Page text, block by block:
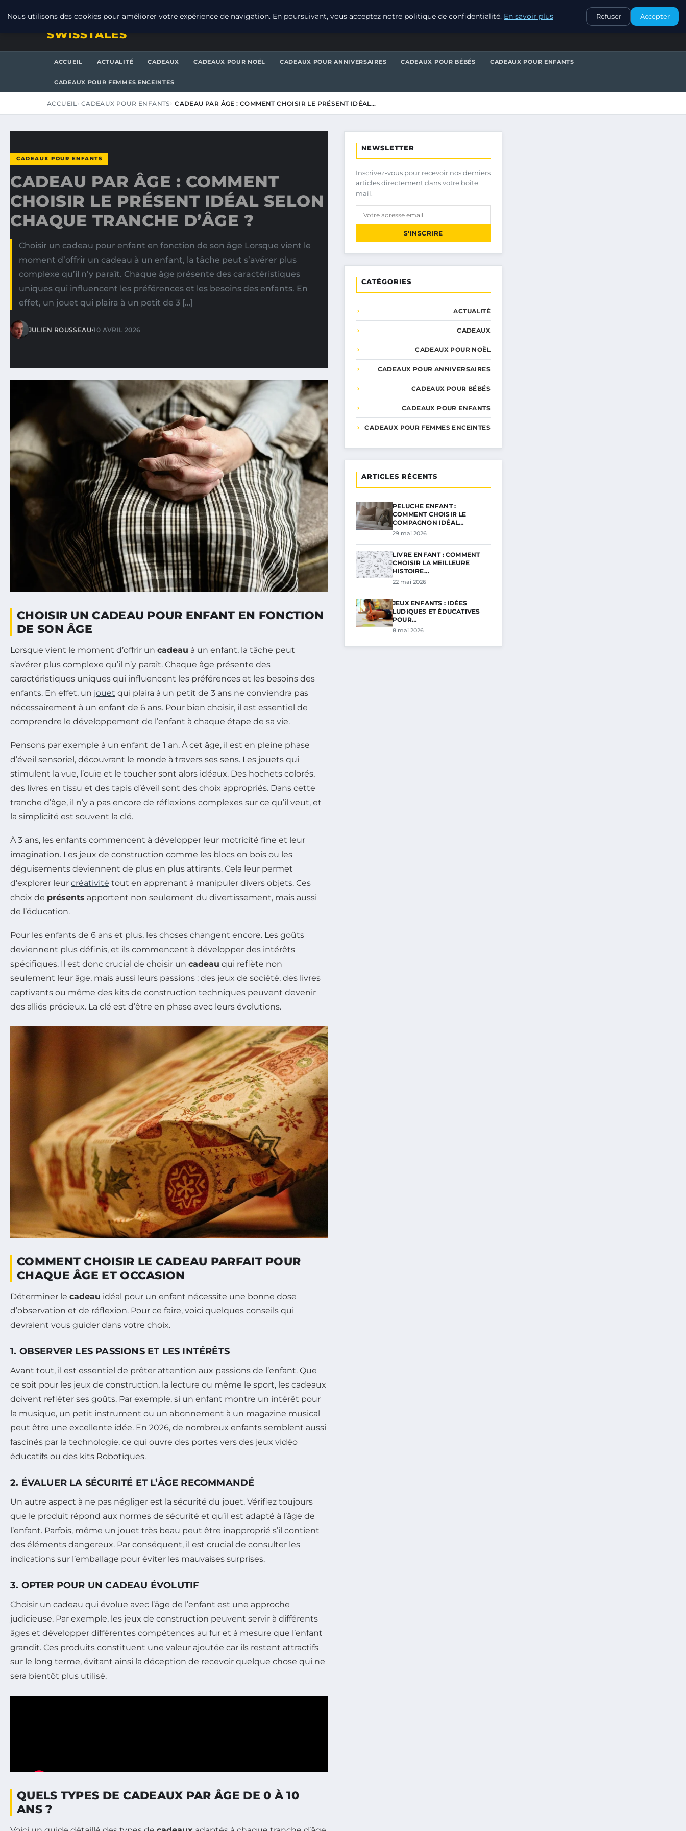
CONTACT
SWISSTALES
ACCUEIL ACTUALITÉ CADEAUX CADEAUX POUR NOËL CADEAUX POUR ANNIVERSAIRES CADEAUX POUR BÉBÉS CADEAUX POUR ENFANTS
CADEAUX POUR FEMMES ENCEINTES
ACCUEIL CADEAUX POUR ENFANTS CADEAU PAR ÂGE : COMMENT CHOISIR LE PRÉSENT IDÉAL…
CADEAUX POUR ENFANTS
CADEAU PAR ÂGE : COMMENT
CHOISIR LE PRÉSENT IDÉAL SELON
CHAQUE TRANCHE D’ÂGE ?
Choisir un cadeau pour enfant en fonction de son âge Lorsque vient le
moment d’offrir un cadeau à un enfant, la tâche peut s’avérer plus
complexe qu’il n’y paraît. Chaque âge présente des caractéristiques
uniques qui influencent les préférences et les besoins des enfants. En
effet, un jouet qui plaira à un petit de 3 […]
JULIEN ROUSSEAU•10 AVRIL 2026
CHOISIR UN CADEAU POUR ENFANT EN FONCTION
DE SON ÂGE
Lorsque vient le moment d’offrir un cadeau à un enfant, la tâche peut
s’avérer plus complexe qu’il n’y paraît. Chaque âge présente des
caractéristiques uniques qui influencent les préférences et les besoins des
enfants. En effet, un jouet qui plaira à un petit de 3 ans ne conviendra pas
nécessairement à un enfant de 6 ans. Pour bien choisir, il est essentiel de
comprendre le développement de l’enfant à chaque étape de sa vie.
Pensons par exemple à un enfant de 1 an. À cet âge, il est en pleine phase
d’éveil sensoriel, découvrant le monde à travers ses sens. Les jouets qui
stimulent la vue, l’ouïe et le toucher sont alors idéaux. Des hochets colorés,
des livres en tissu et des tapis d’éveil sont des choix appropriés. Dans cette
tranche d’âge, il n’y a pas encore de réflexions complexes sur ce qu’il veut, et
la simplicité est souvent la clé.
À 3 ans, les enfants commencent à développer leur motricité fine et leur
imagination. Les jeux de construction comme les blocs en bois ou les
déguisements deviennent de plus en plus attirants. Cela leur permet
d’explorer leur créativité tout en apprenant à manipuler divers objets. Ces
choix de présents apportent non seulement du divertissement, mais aussi
de l’éducation.
Pour les enfants de 6 ans et plus, les choses changent encore. Les goûts
deviennent plus définis, et ils commencent à développer des intérêts
spécifiques. Il est donc crucial de choisir un cadeau qui reflète non
seulement leur âge, mais aussi leurs passions : des jeux de société, des livres
captivants ou même des kits de construction techniques peuvent devenir
des alliés précieux. La clé est d’être en phase avec leurs évolutions.
COMMENT CHOISIR LE CADEAU PARFAIT POUR
CHAQUE ÂGE ET OCCASION
Déterminer le cadeau idéal pour un enfant nécessite une bonne dose
d’observation et de réflexion. Pour ce faire, voici quelques conseils qui
devraient vous guider dans votre choix.
1. OBSERVER LES PASSIONS ET LES INTÉRÊTS
Avant tout, il est essentiel de prêter attention aux passions de l’enfant. Que
ce soit pour les jeux de construction, la lecture ou même le sport, les cadeaux
doivent refléter ses goûts. Par exemple, si un enfant montre un intérêt pour
la musique, un petit instrument ou un abonnement à un magazine musical
peut être une excellente idée. En 2026, de nombreux enfants semblent aussi
fascinés par la technologie, ce qui ouvre des portes vers des jeux vidéo
éducatifs ou des kits Robotiques.
2. ÉVALUER LA SÉCURITÉ ET L’ÂGE RECOMMANDÉ
Un autre aspect à ne pas négliger est la sécurité du jouet. Vérifiez toujours
que le produit répond aux normes de sécurité et qu’il est adapté à l’âge de
l’enfant. Parfois, même un jouet très beau peut être inapproprié s’il contient
des éléments dangereux. Par conséquent, il est crucial de consulter les
indications sur l’emballage pour éviter les mauvaises surprises.
3. OPTER POUR UN CADEAU ÉVOLUTIF
Choisir un cadeau qui évolue avec l’âge de l’enfant est une approche
judicieuse. Par exemple, les jeux de construction peuvent servir à différents
âges et développer différentes compétences au fur et à mesure que l’enfant
grandit. Ces produits constituent une valeur ajoutée car ils restent attractifs
sur le long terme, évitant ainsi la déception de recevoir quelque chose qui ne
sera bientôt plus utilisé.
QUELS TYPES DE CADEAUX PAR ÂGE DE 0 À 10
ANS ?
NEWSLETTER
Inscrivez-vous pour recevoir nos derniers
articles directement dans votre boîte
mail.
S'INSCRIRE
CATÉGORIES
ACTUALITÉ
CADEAUX
CADEAUX POUR NOËL
CADEAUX POUR ANNIVERSAIRES
CADEAUX POUR BÉBÉS
CADEAUX POUR ENFANTS
CADEAUX POUR FEMMES ENCEINTES
ARTICLES RÉCENTS
PELUCHE ENFANT :
COMMENT CHOISIR LE
COMPAGNON IDÉAL…
29 mai 2026
LIVRE ENFANT : COMMENT
CHOISIR LA MEILLEURE
HISTOIRE…
22 mai 2026
JEUX ENFANTS : IDÉES
LUDIQUES ET ÉDUCATIVES
POUR…
8 mai 2026
Nous utilisons des cookies pour améliorer votre expérience de navigation. En poursuivant, vous acceptez notre politique de confidentialité. En savoir plus Refuser Accepter